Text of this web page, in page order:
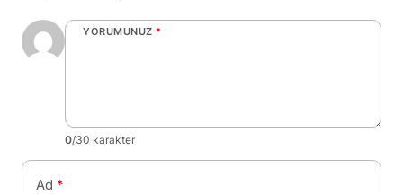
YORUMUNUZ *
0/30 karakter
Ad *